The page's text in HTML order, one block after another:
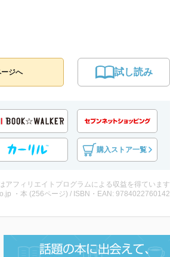
ジへ 試し読み
購入ストア一覧
アフィリエイトプログラムによる収益を得ています
・本 (256ページ) / ISBN・EAN: 9784022760142